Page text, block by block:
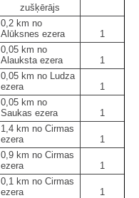
zušķērājs
0,2 km no
Alūksnes ezera
1
0,05 km no
Alauksta ezera
1
0,05 km no Ludza
ezera
1
0,05 km no
Saukas ezera
1
1,4 km no Cirmas
ezera
1
0,9 km no Cirmas
ezera
1
0,1 km no Cirmas
ezera
1